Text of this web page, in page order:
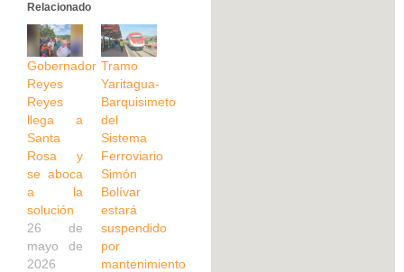
Relacionado
Gobernador
Reyes
Reyes
llega a
Santa
Rosa y
se aboca
a la
solución
26 de
mayo de
2026
Tramo
Yaritagua-
Barquisimeto
del
Sistema
Ferroviario
Simón
Bolívar
estará
suspendido
por
mantenimiento